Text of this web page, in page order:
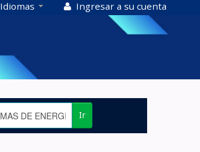
Idiomas Ingresar a su cuenta
Ir